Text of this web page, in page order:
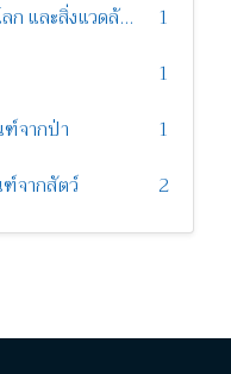
ทรัพยากรธรรมชาติ โลก และสิ่งแวดล้อม
1
1
จากป่า
1
จากสัตว์
2